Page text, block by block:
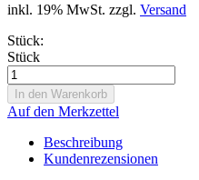
inkl. 19% MwSt. zzgl. Versand
Stück:
Stück
Auf den Merkzettel
Beschreibung
Kundenrezensionen